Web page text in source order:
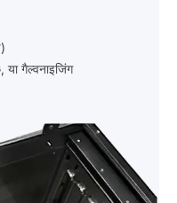
गैल्वनाइजिंग